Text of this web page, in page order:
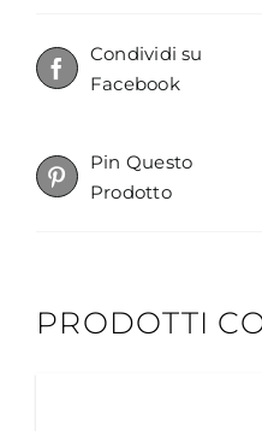
Condividi su
Facebook
Pin Questo
Prodotto
PRODOTTI